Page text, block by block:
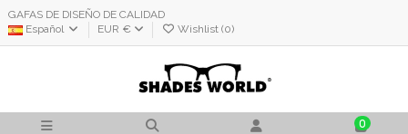
GAFAS DE DISEÑO DE CALIDAD
Español
EUR € Wishlist (0)
0